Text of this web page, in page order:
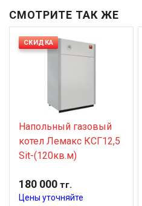
СМОТРИТЕ ТАК ЖЕ
СКИДКА
Напольный газовый
котел Лемакс КСГ12,5
Sit-(120кв.м)
180 000 тг.
Цены уточняйте